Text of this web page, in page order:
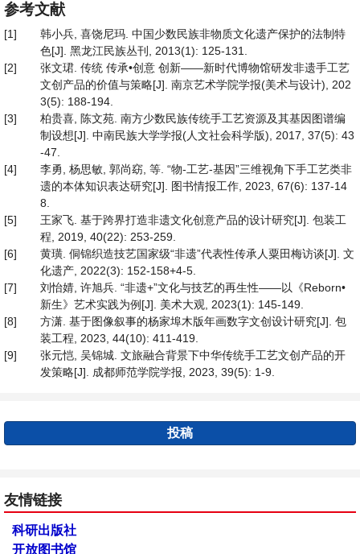
参考文献
[1]
韩小兵, 喜饶尼玛. 中国少数民族非物质文化遗产保护的法制特
色[J]. 黑龙江民族丛刊, 2013(1): 125-131.
[2]
张文珺. 传统 传承•创意 创新——新时代博物馆研发非遗手工艺
文创产品的价值与策略[J]. 南京艺术学院学报(美术与设计), 202
3(5): 188-194.
[3]
柏贵喜, 陈文苑. 南方少数民族传统手工艺资源及其基因图谱编
制设想[J]. 中南民族大学学报(人文社会科学版), 2017, 37(5): 43
-47.
[4]
李勇, 杨思敏, 郭尚窈, 等. “物-工艺-基因”三维视角下手工艺类非
遗的本体知识表达研究[J]. 图书情报工作, 2023, 67(6): 137-14
8.
[5]
王家飞. 基于跨界打造非遗文化创意产品的设计研究[J]. 包装工
程, 2019, 40(22): 253-259.
[6]
黄璜. 侗锦织造技艺国家级“非遗”代表性传承人粟田梅访谈[J]. 文
化遗产, 2022(3): 152-158+4-5.
[7]
刘怡婧, 许旭兵. “非遗+”文化与技艺的再生性——以《Reborn•
新生》艺术实践为例[J]. 美术大观, 2023(1): 145-149.
[8]
方潇. 基于图像叙事的杨家埠木版年画数字文创设计研究[J]. 包
装工程, 2023, 44(10): 411-419.
[9]
张元恺, 吴锦城. 文旅融合背景下中华传统手工艺文创产品的开
发策略[J]. 成都师范学院学报, 2023, 39(5): 1-9.
投稿
友情链接
科研出版社
开放图书馆